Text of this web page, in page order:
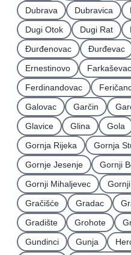
Dubrava Dubravica
Dugi Otok
Dugi Rat
Ðurđenovac
Ðurđevac
Ernestinovo
Farkaševac
Ferdinandovac
Galovac
Garčin
Glavice
Glina Gola
Gornja Rijeka
Gornja
Gornje Jesenje
Gornji
Gornji Mihaljevec
Gračišće
Gradac
Gradište
Grohote
Gundinci
Gunja